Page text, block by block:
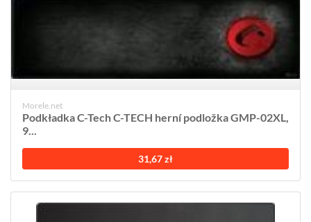
Morele.net
Podkładka C-Tech C-TECH herní podložka GMP-02XL,
9...
31,67 zł